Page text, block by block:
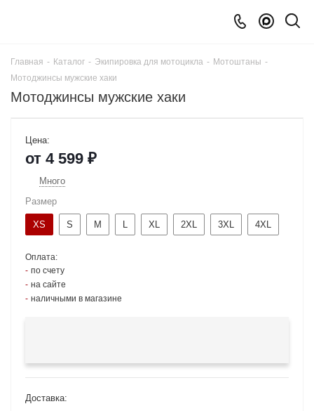
Главная - Каталог - Экипировка для мотоцикла - Мотоштаны -
Мотоджинсы мужские хаки
Мотоджинсы мужские хаки
Цена:
от 4 599 ₽
Много
Размер
XS S M L XL 2XL 3XL 4XL
Оплата:
по счету
на сайте
наличными в магазине
Доставка: